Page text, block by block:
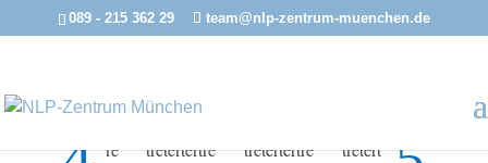
089 - 215 362 29 team@nlp-zentrum-muenchen.de
test
tretertertre
test
tretertertre tretertertre tretertertre